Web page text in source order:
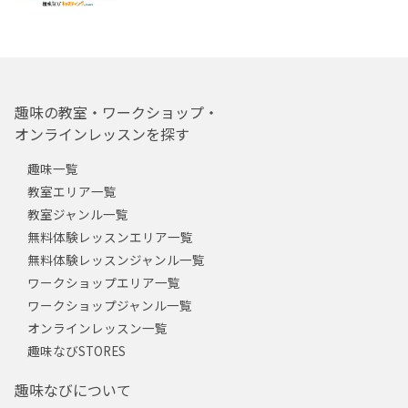
趣味の教室・ワークショップ・
オンラインレッスンを探す
趣味一覧
教室エリア一覧
教室ジャンル一覧
無料体験レッスンエリア一覧
無料体験レッスンジャンル一覧
ワークショップエリア一覧
ワークショップジャンル一覧
オンラインレッスン一覧
趣味なびSTORES
趣味なびについて